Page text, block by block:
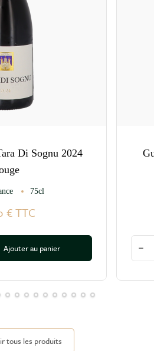
Di Sognu 2024
75cl
€ TTC
la quantité
Ajouter au panier
tous les produits